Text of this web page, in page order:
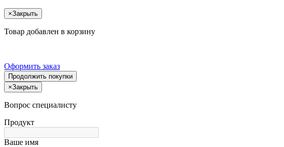
×Закрыть
Товар добавлен в корзину
Оформить заказ
Продолжить покупки
×Закрыть
Вопрос специалисту
Продукт
Ваше имя